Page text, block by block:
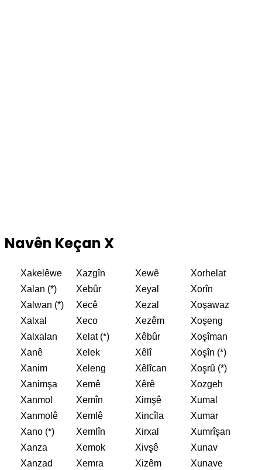
Navên Keçan X
Xakelêwe Xazgîn Xewê
Xorhelat
Xalan (*)
Xebûr Xeyal
Xorîn
Xalwan (*)
Xecê Xezal
Xoşawaz
Xalxal
Xeco Xezêm
Xoşeng
Xalxalan
Xelat (*) Xêbûr
Xoşîman
Xanê
Xelek Xêlî
Xoşîn (*)
Xanim
Xeleng Xêlîcan
Xoşrû (*)
Xanimşa
Xemê Xêrê
Xozgeh
Xanmol
Xemîn Ximşê
Xumal
Xanmolê
Xemlê Xincîla
Xumar
Xano (*)
Xemlîn Xirxal
Xumrîşan
Xanza
Xemok Xivşê
Xunav
Xanzad
Xemra Xizêm
Xunave